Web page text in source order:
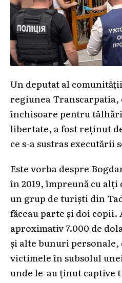
Un deputat al
regiunea Transcarpatia,
închisoare pentru
libertate, a fost reținut
ce s-a sustras executării
Este vorba despre
în 2019, împreună cu
un grup de turiști din
făceau parte și doi
aproximativ 7.000 de
și alte bunuri personale,
victimele în subsolul
unde le-au ținut captive